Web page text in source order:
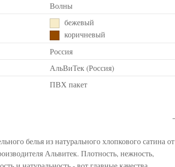
Волны
бежевый
коричневый
Россия
АльВиТек (Россия)
ПВХ пакет
белья из натурального хлопкового сатина от
Альвитек. Плотность, нежность,